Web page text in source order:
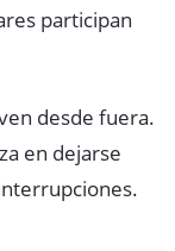
participan
desde fuera.
en dejarse